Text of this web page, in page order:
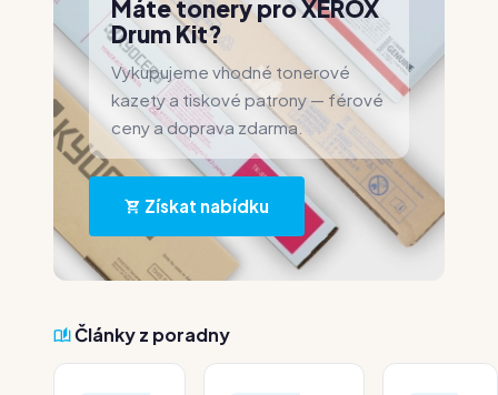
Máte tonery pro XEROX
Drum Kit?
Vykupujeme vhodné tonerové
kazety a tiskové patrony — férové
ceny a doprava zdarma.
Získat nabídku
Články z poradny